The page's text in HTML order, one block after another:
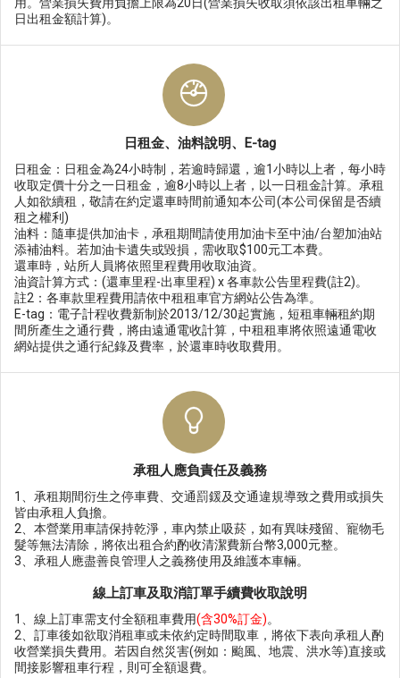
日出租金額計算)。
日租金、油料說明、E-tag
日租金：日租金為24小時制，若逾時歸還，逾1小時以上者，每小時
收取定價十分之一日租金，逾8小時以上者，以一日租金計算。承租
人如欲續租，敬請在約定還車時間前通知本公司(本公司保留是否續
租之權利)
油料：隨車提供加油卡，承租期間請使用加油卡至中油/台塑加油站
添補油料。若加油卡遺失或毀損，需收取$100元工本費。
還車時，站所人員將依照里程費用收取油資。
油資計算方式：(還車里程-出車里程) x 各車款公告里程費(註2)。
註2：各車款里程費用請依中租租車官方網站公告為準。
E-tag：電子計程收費新制於2013/12/30起實施，短租車輛租約期
間所產生之通行費，將由遠通電收計算，中租租車將依照遠通電收
網站提供之通行紀錄及費率，於還車時收取費用。
承租人應負責任及義務
1、承租期間衍生之停車費、交通罰鍰及交通違規導致之費用或損失
皆由承租人負擔。
2、本營業用車請保持乾淨，車內禁止吸菸，如有異味殘留、寵物毛
髮等無法清除，將依出租合約酌收清潔費新台幣3,000元整。
3、承租人應盡善良管理人之義務使用及維護本車輛。
線上訂車及取消訂單手續費收取說明
1、線上訂車需支付全額租車費用(含30%訂金)。
2、訂車後如欲取消租車或未依約定時間取車，將依下表向承租人酌
收營業損失費用。若因自然災害(例如：颱風、地震、洪水等)直接或
間接影響租車行程，則可全額退費。